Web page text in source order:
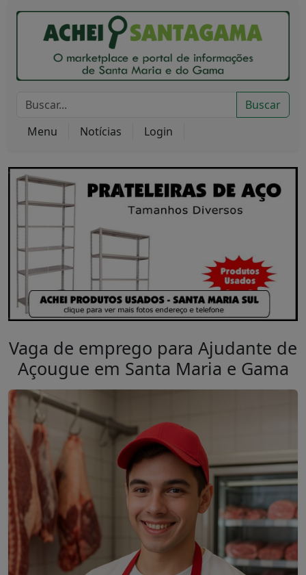
Buscar
Menu
Notícias Login
Vaga de emprego para Ajudante de
Açougue em Santa Maria e Gama